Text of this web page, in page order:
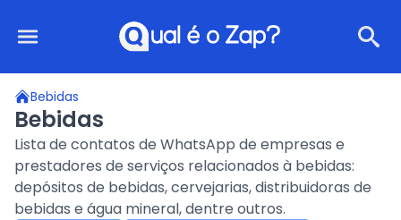
Qual é o Zap?
Bebidas
Bebidas
Lista de contatos de WhatsApp de empresas e
prestadores de serviços relacionados à bebidas:
depósitos de bebidas, cervejarias, distribuidoras de
bebidas e água mineral, dentre outros.